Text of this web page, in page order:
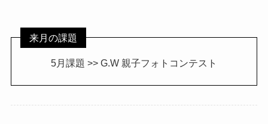
来月の課題
5月課題 >> G.W 親子フォトコンテスト